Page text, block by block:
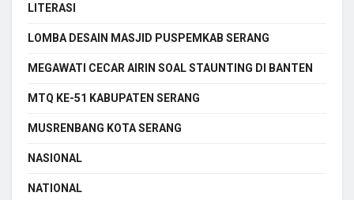
LITERASI
LOMBA DESAIN MASJID PUSPEMKAB SERANG
MEGAWATI CECAR AIRIN SOAL STAUNTING DI BANTEN
MTQ KE-51 KABUPATEN SERANG
MUSRENBANG KOTA SERANG
NASIONAL
NATIONAL